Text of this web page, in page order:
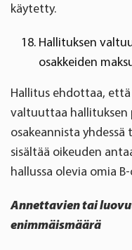
käytetty.
Hallituksen
osakkeiden
Hallitus ehdottaa,
valtuuttaa hallituksen
osakeannista yhdessä
sisältää oikeuden
hallussa olevia omia
Annettavien tai
enimmäismäärä